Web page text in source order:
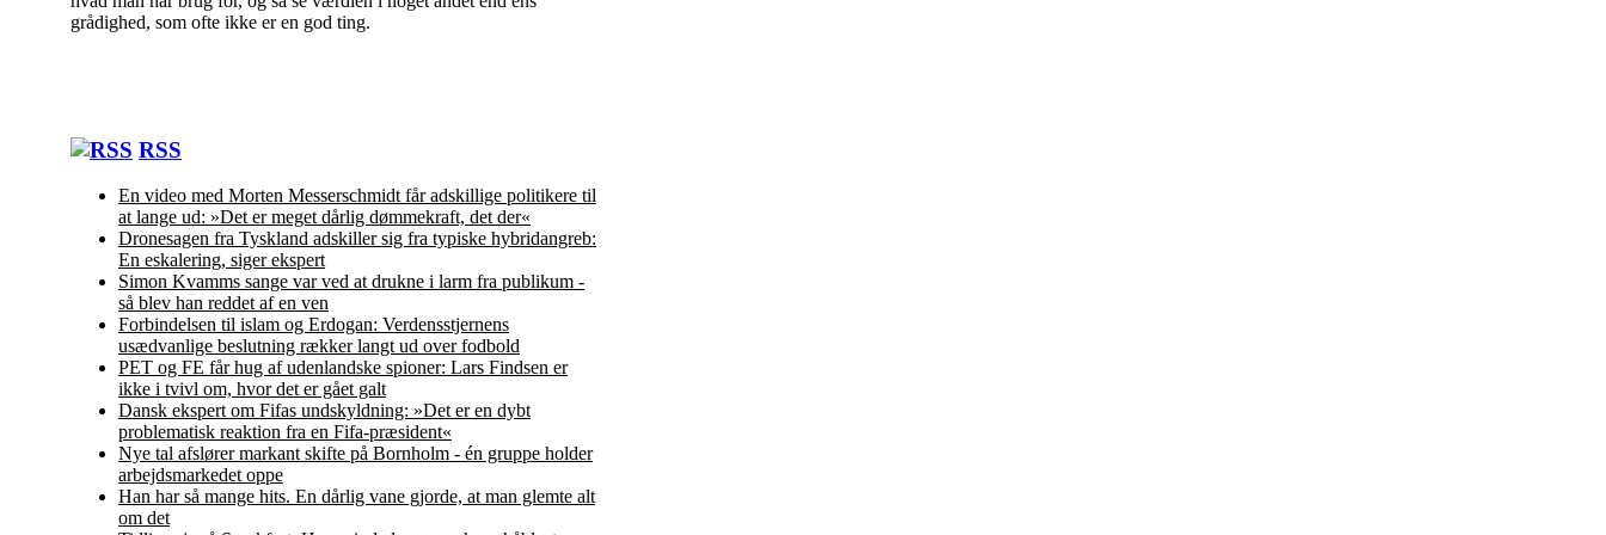
grådighed, som ofte ikke er en god ting.
Indlægsnavigation
RSS
En video med Morten Messerschmidt får adskillige politikere til
at lange ud: »Det er meget dårlig dømmekraft, det der«
Dronesagen fra Tyskland adskiller sig fra typiske hybridangreb:
En eskalering, siger ekspert
Simon Kvamms sange var ved at drukne i larm fra publikum -
så blev han reddet af en ven
Forbindelsen til islam og Erdogan: Verdensstjernens
usædvanlige beslutning rækker langt ud over fodbold
PET og FE får hug af udenlandske spioner: Lars Findsen er
ikke i tvivl om, hvor det er gået galt
Dansk ekspert om Fifas undskyldning: »Det er en dybt
problematisk reaktion fra en Fifa-præsident«
Nye tal afslører markant skifte på Bornholm - én gruppe holder
arbejdsmarkedet oppe
Han har så mange hits. En dårlig vane gjorde, at man glemte alt
om det